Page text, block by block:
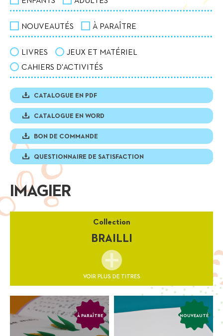
NOUVEAUTÉS À PARAÎTRE
LIVRES
JEUX ET MATÉRIEL
CAHIERS D'ACTIVITÉS
CATALOGUE EN PDF
CATALOGUE EN WORD
BON DE COMMANDE
QUESTIONNAIRE DE SATISFACTION
IMAGIER
Collection
BRAILLI
VOIR PLUS DE TITRES
À PARAÎTRE NOUVEAUTÉ